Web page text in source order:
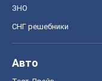
ЗНО
СНГ решебники
Авто